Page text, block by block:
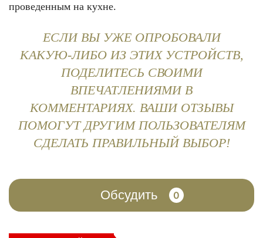
проведенным на кухне.
ЕСЛИ ВЫ УЖЕ ОПРОБОВАЛИ
КАКУЮ-ЛИБО ИЗ ЭТИХ УСТРОЙСТВ,
ПОДЕЛИТЕСЬ СВОИМИ
ВПЕЧАТЛЕНИЯМИ В
КОММЕНТАРИЯХ. ВАШИ ОТЗЫВЫ
ПОМОГУТ ДРУГИМ ПОЛЬЗОВАТЕЛЯМ
СДЕЛАТЬ ПРАВИЛЬНЫЙ ВЫБОР!
Обсудить 0